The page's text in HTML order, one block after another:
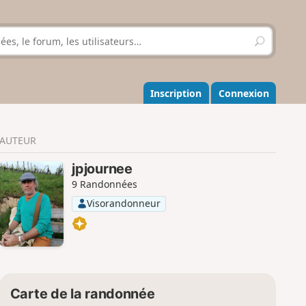
R
e
h
e
r
r
Inscription Connexion
AUTEUR
jpjournee
9 Randonnées
Visorandonneur
Carte de la randonnée